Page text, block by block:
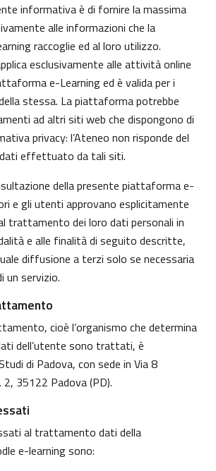
informativa è di fornire la massima
alle informazioni che la
raccoglie ed al loro utilizzo.
esclusivamente alle attività online
e-Learning ed è valida per i
stessa. La piattaforma potrebbe
ad altri siti web che dispongono di
privacy: l’Ateneo non risponde del
effettuato da tali siti.
della presente piattaforma e-
e gli utenti approvano esplicitamente
trattamento dei loro dati personali in
e alle finalità di seguito descritte,
diffusione a terzi solo se necessaria
un servizio.
cioè l’organismo che determina
dell’utente sono trattati, è
di Padova, con sede in Via 8
35122 Padova (PD).
al trattamento dati della
e-learning sono: